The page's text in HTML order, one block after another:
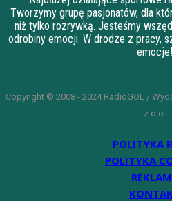
Tworzymy grupę pasjonatów, dla
niż tylko rozrywką. Jesteśmy
odrobiny emocji. W drodze z pracy,
emocje!
Copyright © 2008 - 2024 RadioGOL /
z o.o.
POLITYKA
POLITYKA